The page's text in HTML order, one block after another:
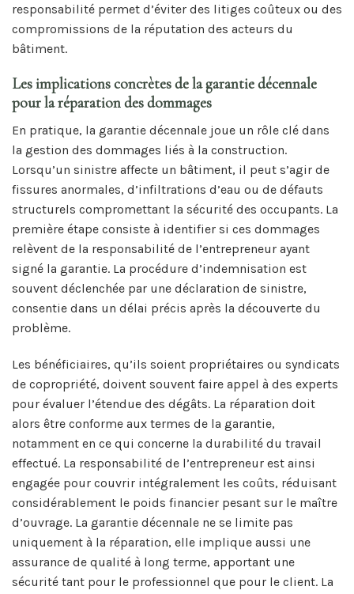
responsabilité permet d’éviter des litiges coûteux ou des
compromissions de la réputation des acteurs du
bâtiment.
Les implications concrètes de la garantie décennale
pour la réparation des dommages
En pratique, la garantie décennale joue un rôle clé dans
la gestion des dommages liés à la construction.
Lorsqu’un sinistre affecte un bâtiment, il peut s’agir de
fissures anormales, d’infiltrations d’eau ou de défauts
structurels compromettant la sécurité des occupants. La
première étape consiste à identifier si ces dommages
relèvent de la responsabilité de l’entrepreneur ayant
signé la garantie. La procédure d’indemnisation est
souvent déclenchée par une déclaration de sinistre,
consentie dans un délai précis après la découverte du
problème.
Les bénéficiaires, qu’ils soient propriétaires ou syndicats
de copropriété, doivent souvent faire appel à des experts
pour évaluer l’étendue des dégâts. La réparation doit
alors être conforme aux termes de la garantie,
notamment en ce qui concerne la durabilité du travail
effectué. La responsabilité de l’entrepreneur est ainsi
engagée pour couvrir intégralement les coûts, réduisant
considérablement le poids financier pesant sur le maître
d’ouvrage. La garantie décennale ne se limite pas
uniquement à la réparation, elle implique aussi une
assurance de qualité à long terme, apportant une
sécurité tant pour le professionnel que pour le client. La